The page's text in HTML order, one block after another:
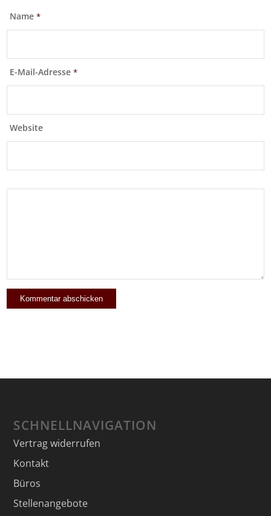
Name*
E-Mail-Adresse*
Website
SCHNELLNAVIGATION
Vertrag widerrufen
Kontakt
Büros
Stellenangebote